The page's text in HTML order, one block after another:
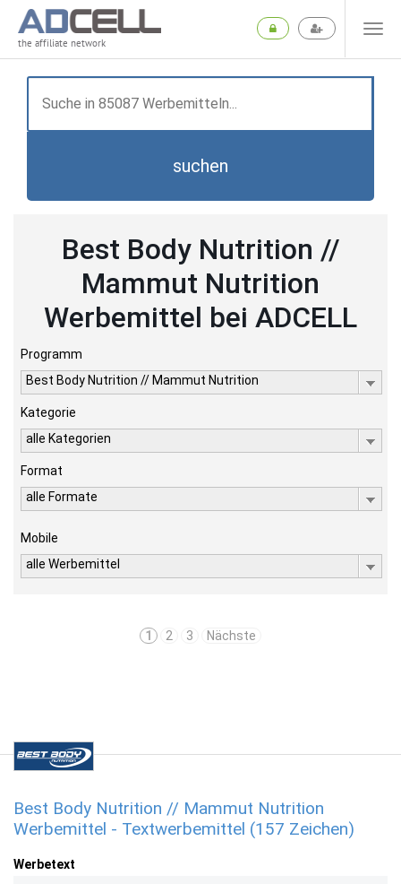
the affiliate network
suchen
Best Body Nutrition //
Mammut Nutrition
Werbemittel bei ADCELL
Programm
Best Body Nutrition // Mammut Nutrition
Kategorie
alle Kategorien
Format
alle Formate
Mobile
alle Werbemittel
1 2 3 Nächste
Best Body Nutrition // Mammut Nutrition
Werbemittel - Textwerbemittel (157 Zeichen)
Werbetext